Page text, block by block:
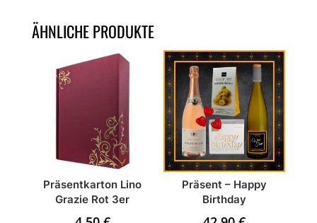
ÄHNLICHE PRODUKTE
Präsentkarton Lino
Grazie Rot 3er
Präsent – Happy
Birthday